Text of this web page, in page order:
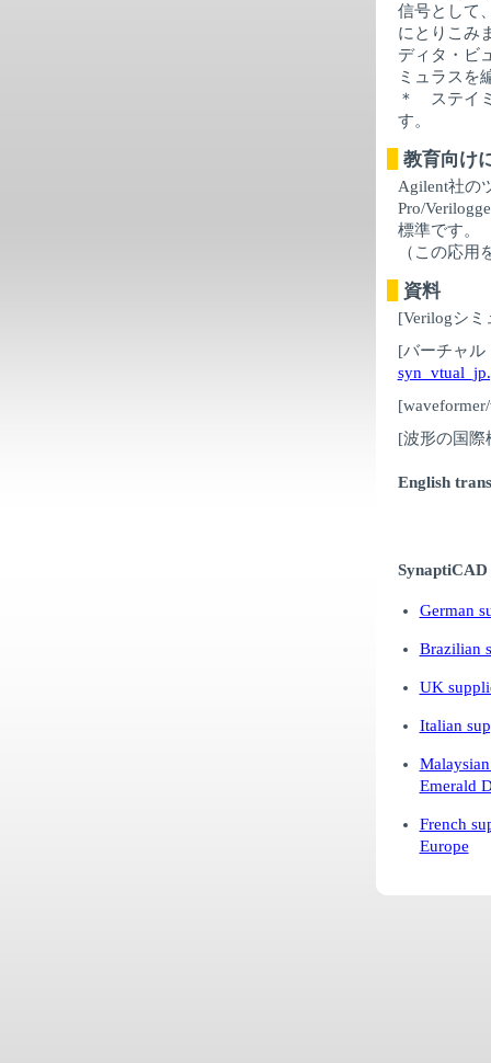
信号として
にとりこみ
ディタ・ビ
ミュラスを
＊ ステイ
す。
教育向け
Agilent社の
Pro/
標準です。
（この応
資料
[Verilogシ
[バーチャル
[波形の国際
English
German
Brazilian
UK
Italian
Emerald
French
Europe